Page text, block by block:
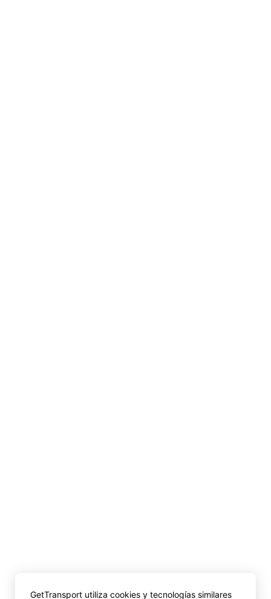
GetTransport utiliza cookies y tecnologías similares